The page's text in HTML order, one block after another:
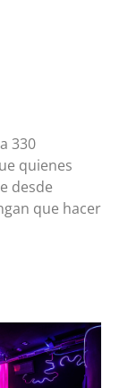
330
quienes
desde
que hacer